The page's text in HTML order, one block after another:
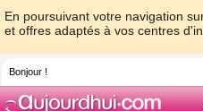
En poursuivant votre navigation
et offres adaptés à vos centres
Bonjour !